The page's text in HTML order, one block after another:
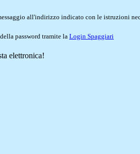
all'indirizzo indicato con le istruzioni
password tramite la Login Spaggiari
elettronica!